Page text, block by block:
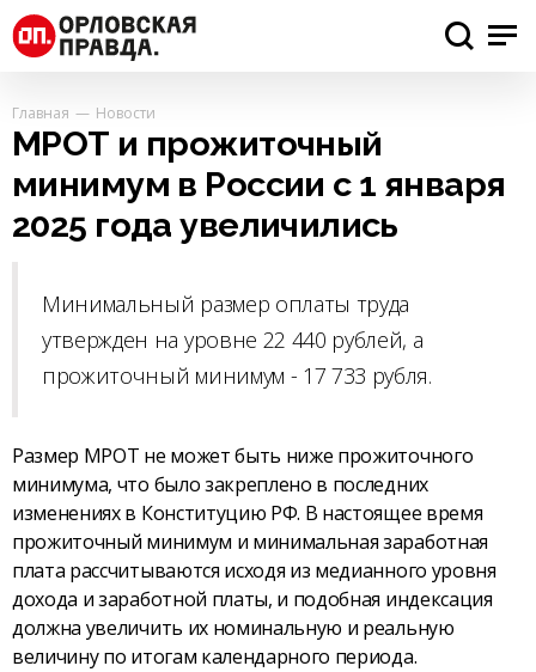
Главная Новости
МРОТ и прожиточный
минимум в России с 1 января
2025 года увеличились
Минимальный размер оплаты труда
утвержден на уровне 22 440 рублей, а
прожиточный минимум - 17 733 рубля.
Размер МРОТ не может быть ниже прожиточного
минимума, что было закреплено в последних
изменениях в Конституцию РФ. В настоящее время
прожиточный минимум и минимальная заработная
плата рассчитываются исходя из медианного уровня
дохода и заработной платы, и подобная индексация
должна увеличить их номинальную и реальную
величину по итогам календарного периода.